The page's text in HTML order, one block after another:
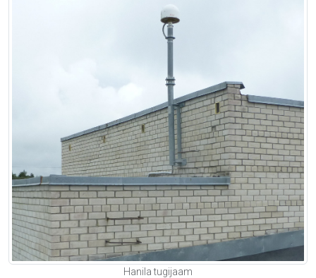
Hanila tugijaam